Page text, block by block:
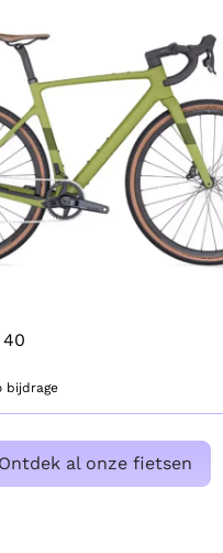
bijdrage
al onze fietsen